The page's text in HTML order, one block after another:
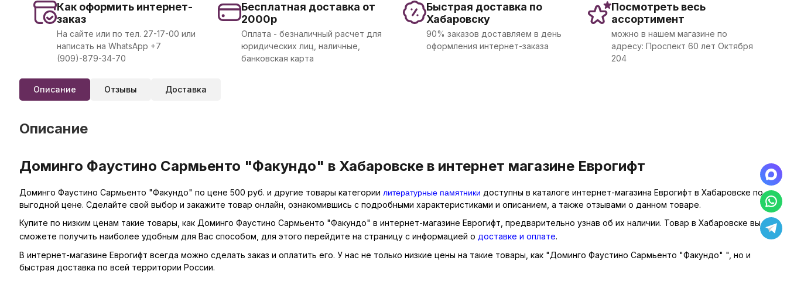
Как оформить интернет-
заказ
На сайте или по тел. 27-17-00 или
написать на WhatsApp +7
(909)-879-34-70
Бесплатная доставка от
2000р
Оплата - безналичный расчет для
юридических лиц, наличные,
банковская карта
Быстрая доставка по
Хабаровску
90% заказов доставляем в день
оформления интернет-заказа
Посмотреть весь
ассортимент
можно в нашем магазине по
адресу: Проспект 60 лет Октября
204
Описание Отзывы Доставка
Описание
Доминго Фаустино Сармьенто "Факундо" в Хабаровске в интернет магазине Еврогифт
Доминго Фаустино Сармьенто "Факундо" по цене 500 руб. и другие товары категории литературные памятники доступны в каталоге интернет-магазина Еврогифт в Хабаровске по
выгодной цене. Сделайте свой выбор и закажите товар онлайн, ознакомившись с подробными характеристиками и описанием, а также отзывами о данном товаре.
Купите по низким ценам такие товары, как Доминго Фаустино Сармьенто "Факундо" в интернет-магазине Еврогифт, предварительно узнав об их наличии. Товар в Хабаровске вы
сможете получить наиболее удобным для Вас способом, для этого перейдите на страницу с информацией о доставке и оплате.
В интернет-магазине Еврогифт всегда можно сделать заказ и оплатить его. У нас не только низкие цены на такие товары, как "Доминго Фаустино Сармьенто "Факундо" ", но и
быстрая доставка по всей территории России.